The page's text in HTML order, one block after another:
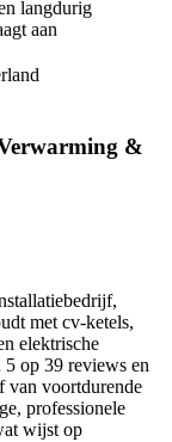
langdurig
aan
&
met cv-ketels,
elektrische
5 op 39 reviews en
van voortdurende
professionele
wijst op